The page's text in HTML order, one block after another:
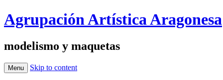
Agrupación Artística Aragonesa
modelismo y maquetas
Menu Skip to content